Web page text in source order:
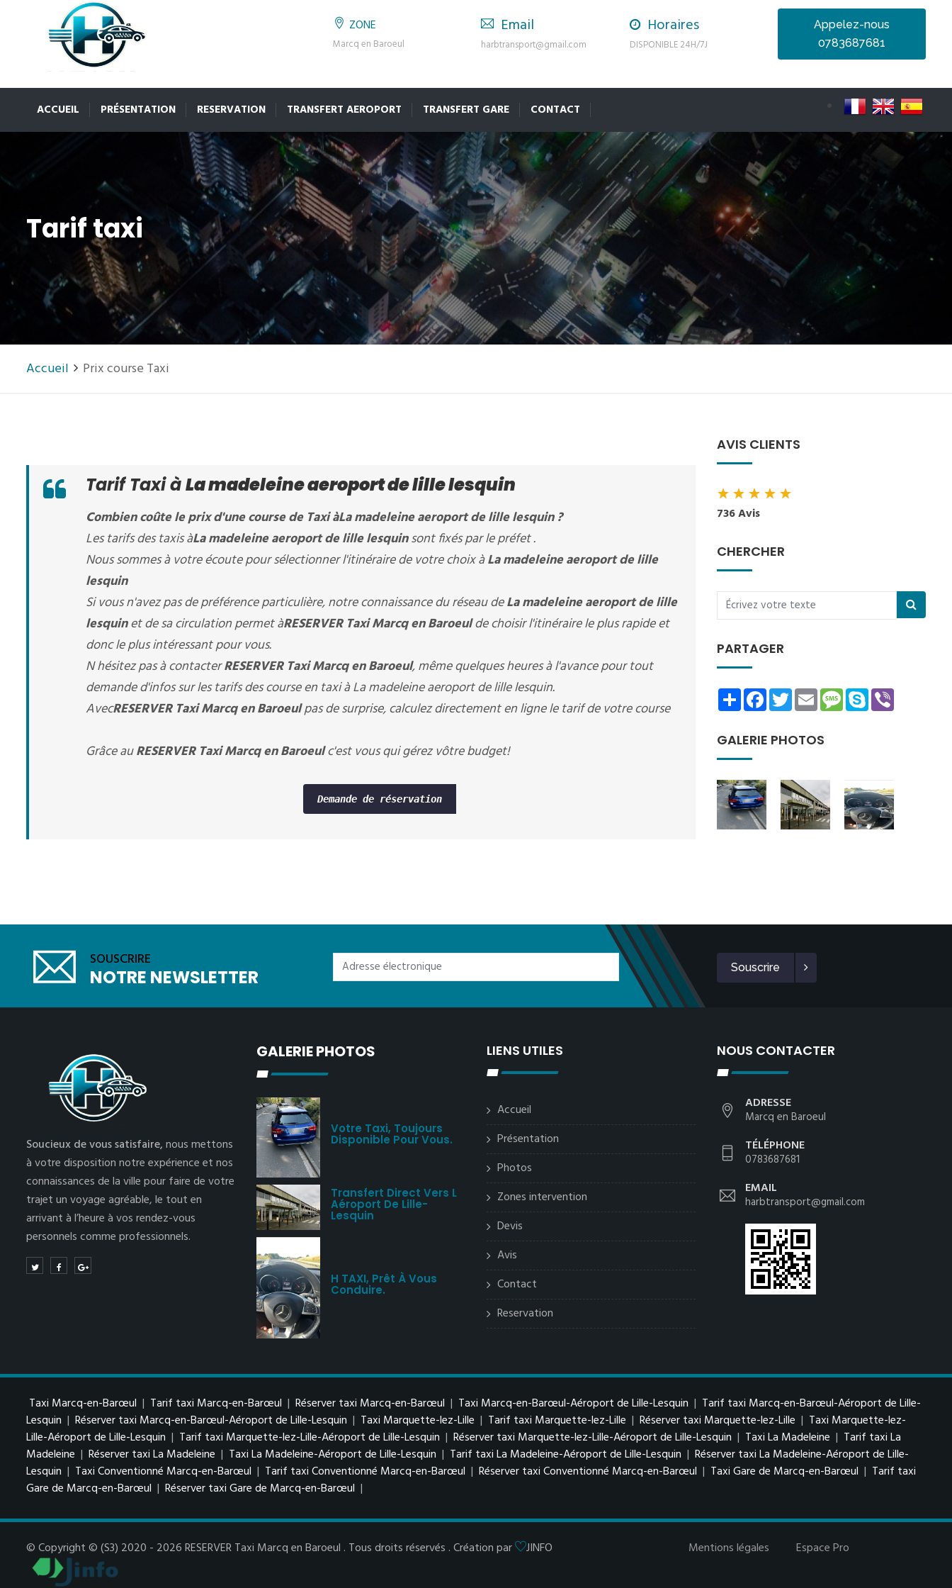
ZONE
Marcq en Baroeul
Email
harbtransport@gmail.com
Horaires
DISPONIBLE 24H/7J
Appelez-nous
0783687681
ACCUEIL PRÉSENTATION RESERVATION TRANSFERT AEROPORT TRANSFERT GARE CONTACT
Tarif taxi
Accueil Prix course Taxi
Tarif Taxi àLa madeleine aeroport de lille lesquin
Combien coûte le prix d'une course de Taxi àLa madeleine aeroport de lille lesquin?
Les tarifs des taxis àLa madeleine aeroport de lille lesquinsont fixés par le préfet .
Nous sommes à votre écoute pour sélectionner l'itinéraire de votre choix àLa madeleine aeroport de lille
lesquin
Si vous n'avez pas de préférence particulière, notre connaissance du réseau deLa madeleine aeroport de lille
lesquinet de sa circulation permet àRESERVER Taxi Marcq en Baroeulde choisir l'itinéraire le plus rapide et
donc le plus intéressant pour vous.
N hésitez pas à contacterRESERVER Taxi Marcq en Baroeul, même quelques heures à l'avance pour tout
demande d'infos sur les tarifs des course en taxi à La madeleine aeroport de lille lesquin.
AvecRESERVER Taxi Marcq en Baroeulpas de surprise, calculez directement en ligne le tarif de votre course
Grâce auRESERVER Taxi Marcq en Baroeulc'est vous qui gérez vôtre budget!
Demande de réservation
AVIS CLIENTS
★★★★★
736 Avis
CHERCHER
PARTAGER
ShareFacebookTwitterEmailMessage
Skype
GALERIE PHOTOS
SOUSCRIRE
NOTRE NEWSLETTER Souscrire
Soucieux de vous satisfaire,nous mettons
à votre disposition notre expérience et nos
connaissances de la ville pour faire de votre
trajet un voyage agréable, le tout en
arrivant à l’heure à vos rendez-vous
personnels comme professionnels.
GALERIE PHOTOS
Votre Taxi, Toujours
Disponible Pour Vous.
Transfert Direct Vers L
Aéroport De Lille-
Lesquin
H TAXI, Prêt À Vous
Conduire.
LIENS UTILES
Accueil
Présentation
Photos
Zones intervention
Devis
Avis
Contact
Reservation
NOUS CONTACTER
ADRESSE
Marcq en Baroeul
TÉLÉPHONE
0783687681
EMAIL
harbtransport@gmail.com
Taxi Marcq-en-Barœul | Tarif taxi Marcq-en-Barœul | Réserver taxi Marcq-en-Barœul | Taxi Marcq-en-Barœul-Aéroport de Lille-Lesquin | Tarif taxi Marcq-en-Barœul-Aéroport de Lille-
Lesquin | Réserver taxi Marcq-en-Barœul-Aéroport de Lille-Lesquin | Taxi Marquette-lez-Lille | Tarif taxi Marquette-lez-Lille | Réserver taxi Marquette-lez-Lille | Taxi Marquette-lez-
Lille-Aéroport de Lille-Lesquin | Tarif taxi Marquette-lez-Lille-Aéroport de Lille-Lesquin | Réserver taxi Marquette-lez-Lille-Aéroport de Lille-Lesquin | Taxi La Madeleine | Tarif taxi La
Madeleine | Réserver taxi La Madeleine | Taxi La Madeleine-Aéroport de Lille-Lesquin | Tarif taxi La Madeleine-Aéroport de Lille-Lesquin | Réserver taxi La Madeleine-Aéroport de Lille-
Lesquin | Taxi Conventionné Marcq-en-Barœul | Tarif taxi Conventionné Marcq-en-Barœul | Réserver taxi Conventionné Marcq-en-Barœul | Taxi Gare de Marcq-en-Barœul | Tarif taxi
Gare de Marcq-en-Barœul | Réserver taxi Gare de Marcq-en-Barœul |
© Copyright © (S3) 2020 - 2026 RESERVER Taxi Marcq en Baroeul . Tous droits réservés . Création par JINFO Mentions légales Espace Pro